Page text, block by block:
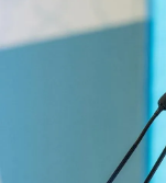
ROPORTAJ
KADIN-